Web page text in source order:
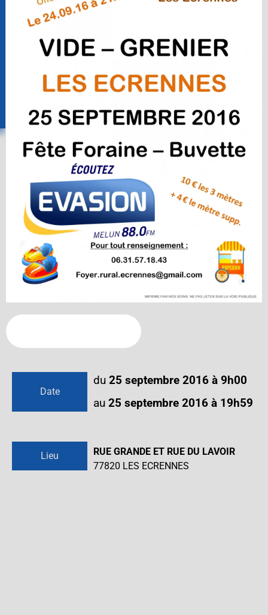
Date
du 25 septembre 2016 à 9h00
au 25 septembre 2016 à 19h59
Lieu
RUE GRANDE ET RUE DU LAVOIR
77820 LES ECRENNES